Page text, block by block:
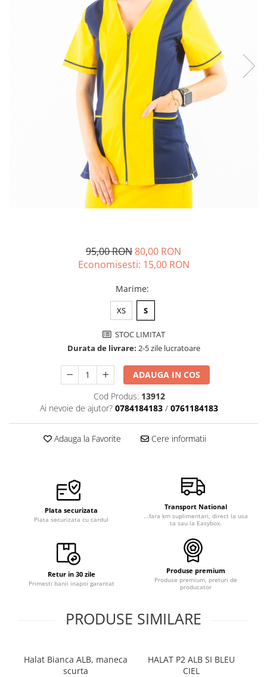
95,00 RON80,00 RON
Economisesti: 15,00 RON
Marime:
XS S
STOC LIMITAT
Durata de livrare: 2-5 zile lucratoare
ADAUGA IN COS
Cod Produs: 13912
Ai nevoie de ajutor? 0784184183 / 0761184183
Adauga la Favorite Cere informatii
Plata securizata
Plata securizata cu cardul
Transport National
...fara km suplimentari, direct la usa
ta sau la Easybox.
Retur in 30 zile
Primesti banii inapoi garantat
Produse premium
Produse premium, preturi de
producator
PRODUSE SIMILARE
Halat Bianca ALB, maneca
scurta
HALAT P2 ALB SI BLEU
CIEL